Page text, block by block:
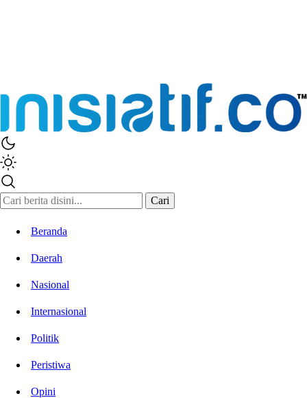
Cari
Beranda
Daerah
Nasional
Internasional
Politik
Peristiwa
Opini